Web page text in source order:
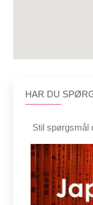
HAR DU
Stil spørgsmål